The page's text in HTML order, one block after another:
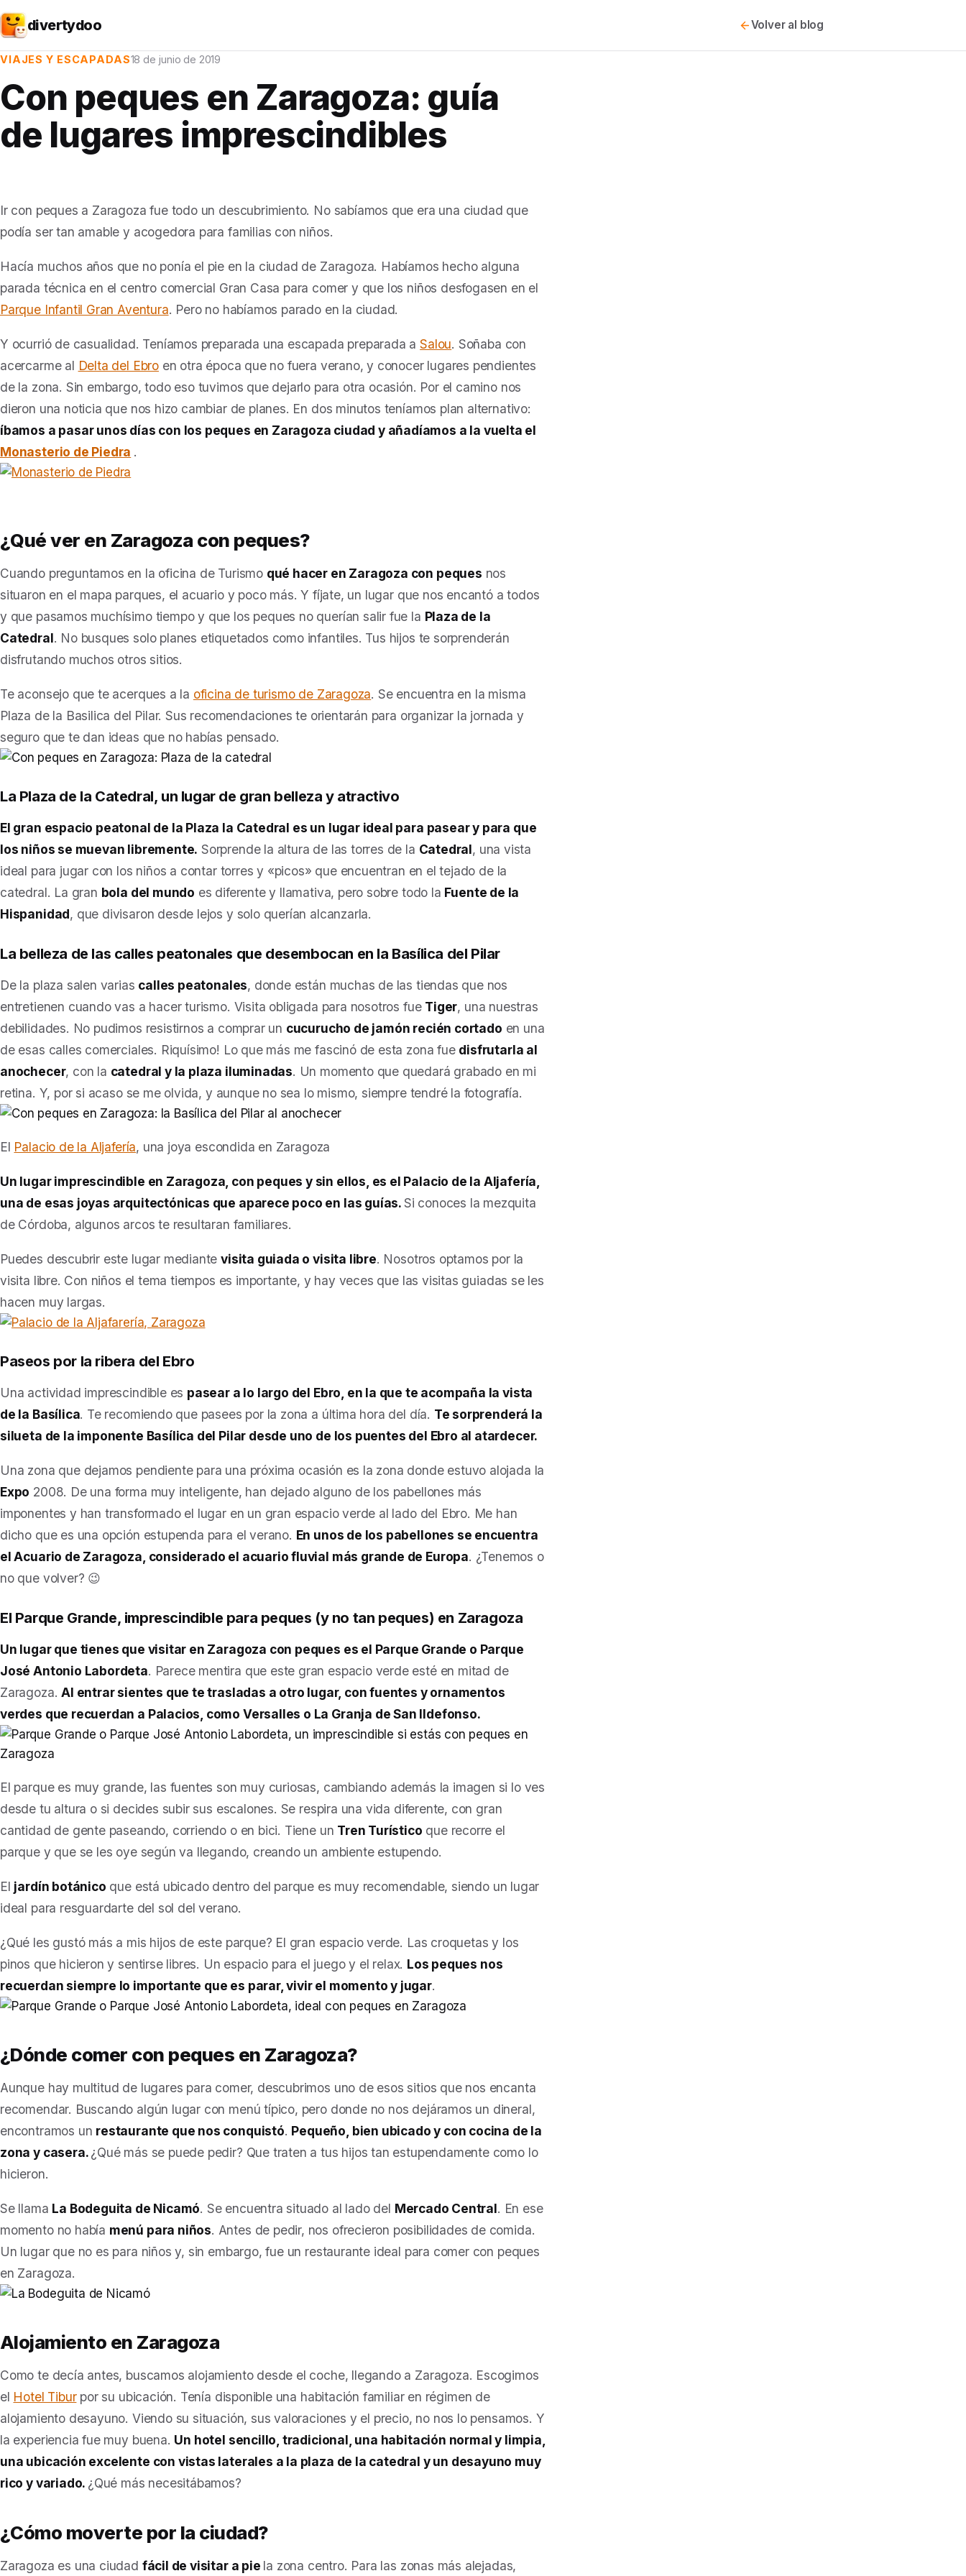
divertydoo Volver al blog
VIAJES Y ESCAPADAS18 de junio de 2019
Con peques en Zaragoza: guía
de lugares imprescindibles
Ir con peques a Zaragoza fue todo un descubrimiento. No sabíamos que era una ciudad que
podía ser tan amable y acogedora para familias con niños.
Hacía muchos años que no ponía el pie en la ciudad de Zaragoza. Habíamos hecho alguna
parada técnica en el centro comercial Gran Casa para comer y que los niños desfogasen en el
Parque Infantil Gran Aventura. Pero no habíamos parado en la ciudad.
Y ocurrió de casualidad. Teníamos preparada una escapada preparada aSalou. Soñaba con
acercarme al Delta del Ebroen otra época que no fuera verano, y conocer lugares pendientes
de la zona. Sin embargo, todo eso tuvimos que dejarlo para otra ocasión. Por el camino nos
dieron una noticia que nos hizo cambiar de planes. En dos minutos teníamos plan alternativo:
íbamos a pasar unos días con los peques en Zaragoza ciudad y añadíamos a la vuelta el
Monasterio de Piedra .
¿Qué ver en Zaragoza con peques?
Cuando preguntamos en la oficina de Turismo qué hacer en Zaragoza con peques nos
situaron en el mapa parques, el acuario y poco más. Y fíjate, un lugar que nos encantó a todos
y que pasamos muchísimo tiempo y que los peques no querían salir fue la Plaza de la
Catedral. No busques solo planes etiquetados como infantiles. Tus hijos te sorprenderán
disfrutando muchos otros sitios.
Te aconsejo que te acerques a la oficina de turismo de Zaragoza. Se encuentra en la misma
Plaza de la Basilica del Pilar. Sus recomendaciones te orientarán para organizar la jornada y
seguro que te dan ideas que no habías pensado.
La Plaza de la Catedral, un lugar de gran belleza y atractivo
El gran espacio peatonal de la Plaza la Catedral es un lugar ideal para pasear y para que
los niños se muevan libremente. Sorprende la altura de las torres de la Catedral, una vista
ideal para jugar con los niños a contar torres y «picos» que encuentran en el tejado de la
catedral. La gran bola del mundo es diferente y llamativa, pero sobre todo la Fuente de la
Hispanidad, que divisaron desde lejos y solo querían alcanzarla.
La belleza de las calles peatonales que desembocan en la Basílica del Pilar
De la plaza salen varias calles peatonales, donde están muchas de las tiendas que nos
entretienen cuando vas a hacer turismo. Visita obligada para nosotros fue Tiger, una nuestras
debilidades. No pudimos resistirnos a comprar un cucurucho de jamón recién cortado en una
de esas calles comerciales. Riquísimo! Lo que más me fascinó de esta zona fue disfrutarla al
anochecer, con la catedral y la plaza iluminadas. Un momento que quedará grabado en mi
retina. Y, por si acaso se me olvida, y aunque no sea lo mismo, siempre tendré la fotografía.
El Palacio de la Aljafería, una joya escondida en Zaragoza
Un lugar imprescindible en Zaragoza, con peques y sin ellos, es el Palacio de la Aljafería,
una de esas joyas arquitectónicas que aparece poco en las guías.Si conoces la mezquita
de Córdoba, algunos arcos te resultaran familiares.
Puedes descubrir este lugar mediantevisita guiada o visita libre. Nosotros optamos por la
visita libre. Con niños el tema tiempos es importante, y hay veces que las visitas guiadas se les
hacen muy largas.
Paseos por la ribera del Ebro
Una actividad imprescindible es pasear a lo largo del Ebro, en la que te acompaña la vista
de la Basílica. Te recomiendo que pasees por la zona a última hora del día. Te sorprenderá la
silueta de la imponente Basílica del Pilar desde uno de los puentes del Ebro al atardecer.
Una zona que dejamos pendiente para una próxima ocasión es la zona donde estuvo alojada la
Expo 2008. De una forma muy inteligente, han dejado alguno de los pabellones más
imponentes y han transformado el lugar en un gran espacio verde al lado del Ebro. Me han
dicho que es una opción estupenda para el verano. En unos de los pabellones se encuentra
el Acuario de Zaragoza, considerado el acuario fluvial más grande de Europa. ¿Tenemos o
no que volver? 😉
El Parque Grande, imprescindible para peques (y no tan peques) en Zaragoza
Un lugar que tienes que visitar en Zaragoza con peques es el Parque Grande o Parque
José Antonio Labordeta. Parece mentira que este gran espacio verde esté en mitad de
Zaragoza.Al entrar sientes que te trasladas a otro lugar, con fuentes y ornamentos
verdes que recuerdan a Palacios, como Versalles o La Granja de San Ildefonso.
El parque es muy grande, las fuentes son muy curiosas, cambiando además la imagen si lo ves
desde tu altura o si decides subir sus escalones. Se respira una vida diferente, con gran
cantidad de gente paseando, corriendo o en bici. Tiene un Tren Turístico que recorre el
parque y que se les oye según va llegando, creando un ambiente estupendo.
El jardín botánico que está ubicado dentro del parque es muy recomendable, siendo un lugar
ideal para resguardarte del sol del verano.
¿Qué les gustó más a mis hijos de este parque? El gran espacio verde. Las croquetas y los
pinos que hicieron y sentirse libres. Un espacio para el juego y el relax. Los peques nos
recuerdan siempre lo importante que es parar, vivir el momento y jugar.
¿Dónde comer con peques en Zaragoza?
Aunque hay multitud de lugares para comer, descubrimos uno de esos sitios que nos encanta
recomendar. Buscando algún lugar con menú típico, pero donde no nos dejáramos un dineral,
encontramos un restaurante que nos conquistó. Pequeño, bien ubicado y con cocina de la
zona y casera.¿Qué más se puede pedir? Que traten a tus hijos tan estupendamente como lo
hicieron.
Se llama La Bodeguita de Nicamó. Se encuentra situado al lado del Mercado Central. En ese
momento no había menú para niños. Antes de pedir, nos ofrecieron posibilidades de comida.
Un lugar que no es para niños y, sin embargo, fue un restaurante ideal para comer con peques
en Zaragoza.
Alojamiento en Zaragoza
Como te decía antes, buscamos alojamiento desde el coche, llegando a Zaragoza. Escogimos
el Hotel Tiburpor su ubicación. Tenía disponible una habitación familiar en régimen de
alojamiento desayuno. Viendo su situación, sus valoraciones y el precio, no nos lo pensamos. Y
la experiencia fue muy buena. Un hotel sencillo, tradicional, una habitación normal y limpia,
una ubicación excelente con vistas laterales a la plaza de la catedral y un desayuno muy
rico y variado. ¿Qué más necesitábamos?
¿Cómo moverte por la ciudad?
Zaragoza es una ciudad fácil de visitar a pie la zona centro. Para las zonas más alejadas,